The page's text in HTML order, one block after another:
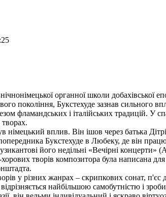
органної школи добахівської
покоління, Букстехуде зазнав сильного
фламандських і італійських традицій. У
німецький вплив. Він ішов через батька
Букстехуде в Любеку, де він
його недільні «Вечірні концерти»
творів композитора була написана
у різних жанрах – скрипкових сонат,
найбільшою самобутністю і